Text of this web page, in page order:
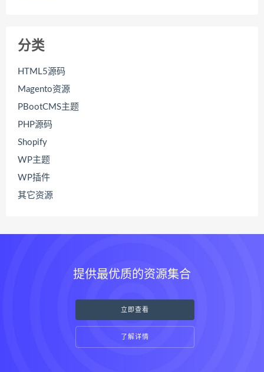
分类
HTML5源码
Magento资源
PBootCMS主题
PHP源码
Shopify
WP主题
WP插件
其它资源
提供最优质的资源集合
立即查看
了解详情